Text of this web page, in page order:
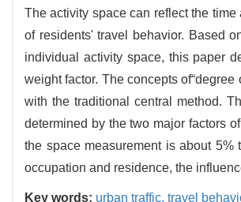
The activity space can reflect the
of residents' travel behavior. Based
individual activity space, this paper
weight factor. The concepts
with the traditional central method.
determined by the two major factors
the space measurement is about
occupation and residence, the
Key words: urban traffic, travel